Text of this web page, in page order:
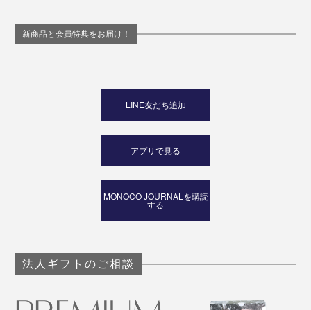
新商品と会員特典をお届け！
LINE友だち追加
アプリで見る
MONOCO JOURNALを購読
する
法人ギフトのご相談